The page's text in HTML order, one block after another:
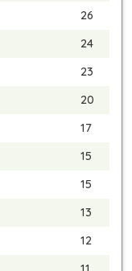
26
24
23
20
17
15
15
13
12